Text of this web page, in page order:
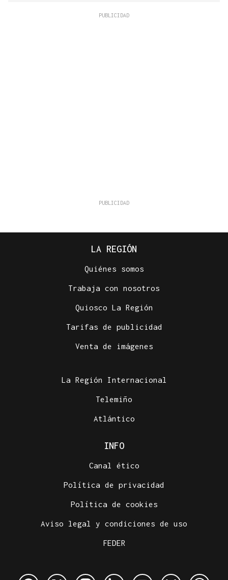
LA REGIÓN
Quiénes somos
Trabaja con nosotros
Quiosco La Región
Tarifas de publicidad
Venta de imágenes
La Región Internacional
Telemiño
Atlántico
INFO
Canal ético
Política de privacidad
Política de cookies
Aviso legal y condiciones de uso
FEDER